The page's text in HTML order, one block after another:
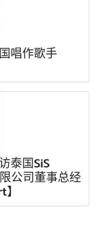
唱作歌手
泰国SiS
公司董事总经